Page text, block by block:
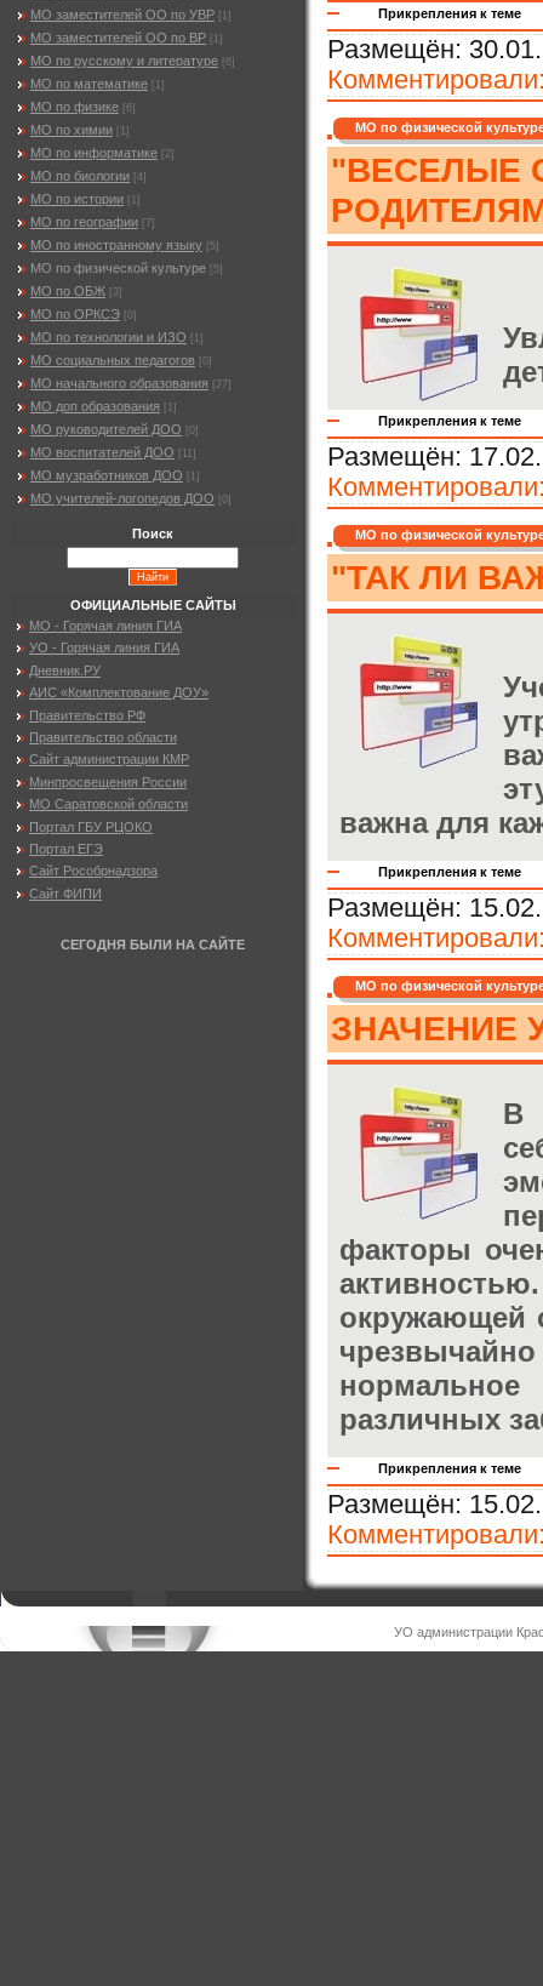
Прикрепления к теме
Размещён:
МО по физической
"ВЕСЕЛЫЕ
Прикрепления к теме
Размещён:
МО по физической
"ТАК ЛИ
важна для
Прикрепления к теме
Размещён:
МО по физической
ЗНАЧЕНИЕ
В
факторы
окружающей
чрезвычайно
различных
Прикрепления к теме
Размещён:
МО заместителей ОО по УВР [1]
МО заместителей ОО по ВР [1]
МО по русскому и литературе [6]
МО по математике [1]
МО по физике [6]
МО по химии [1]
МО по информатике [2]
МО по биологии [4]
МО по истории [1]
МО по географии [7]
МО по иностранному языку [5]
МО по физической культуре [5]
МО по ОБЖ [3]
МО по ОРКСЭ [0]
МО по технологии и ИЗО [1]
МО социальных педагогов [0]
МО начального образования [27]
МО доп образования [1]
МО руководителей ДОО [0]
МО воспитателей ДОО [11]
МО музработников ДОО [1]
МО учителей-логопедов ДОО [0]
Поиск
ОФИЦИАЛЬНЫЕ САЙТЫ
МО - Горячая линия ГИА
УО - Горячая линия ГИА
Дневник.РУ
АИС «Комплектование ДОУ»
Правительство РФ
Правительство области
Сайт администрации КМР
Минпросвещения России
МО Саратовской области
Портал ГБУ РЦОКО
Портал ЕГЭ
Сайт Рособрнадзора
Сайт ФИПИ
СЕГОДНЯ БЫЛИ НА САЙТЕ
УО администрации